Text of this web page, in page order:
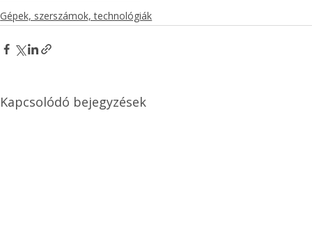
Gépek, szerszámok, technológiák
Kapcsolódó bejegyzések